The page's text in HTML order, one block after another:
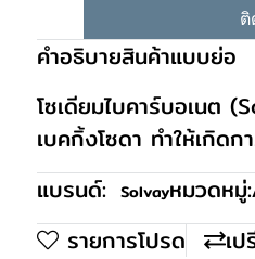
ติ
คำอธิบายสินค้าแบบย่อ
โซเดียมไบคาร์บอเนต
เบคกิ้งโซดา ทำให้เกิดก
แบรนด์: Solvayหมวดหมู่:
รายการโปรด เ